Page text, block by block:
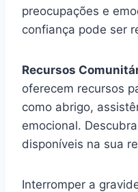
preocupações e
confiança pode ser
Recursos
oferecem recursos
como abrigo,
emocional.
disponíveis na sua
Interromper a